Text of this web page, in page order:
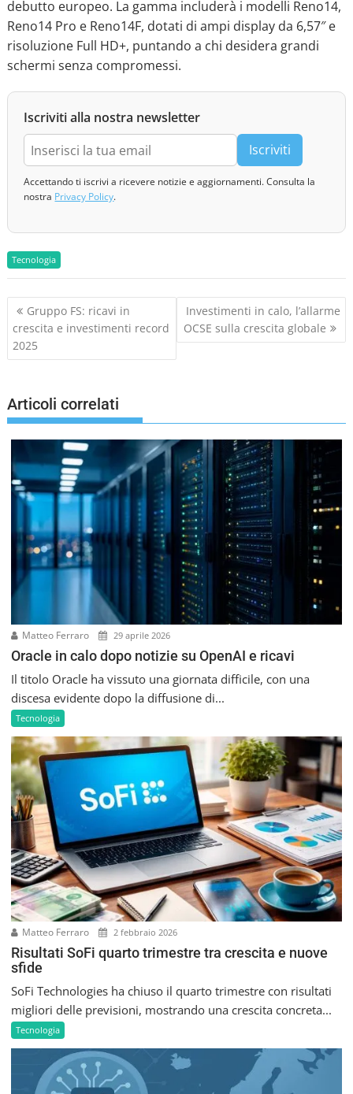
debutto europeo. La gamma includerà i modelli Reno14,
Reno14 Pro e Reno14F, dotati di ampi display da 6,57″ e
risoluzione Full HD+, puntando a chi desidera grandi
schermi senza compromessi.
Iscriviti alla nostra newsletter
Iscriviti
Accettando ti iscrivi a ricevere notizie e aggiornamenti. Consulta la
nostra Privacy Policy.
Tecnologia
N
a
v
i
a
z
n
e
a
t
o
l
i
Gruppo FS: ricavi in
crescita e investimenti record
2025
Investimenti in calo, l’allarme
OCSE sulla crescita globale
Articoli correlati
Matteo Ferraro 29 aprile 2026
Oracle in calo dopo notizie su OpenAI e ricavi
Il titolo Oracle ha vissuto una giornata difficile, con una
discesa evidente dopo la diffusione di...
Tecnologia
Matteo Ferraro 2 febbraio 2026
Risultati SoFi quarto trimestre tra crescita e nuove
sfide
SoFi Technologies ha chiuso il quarto trimestre con risultati
migliori delle previsioni, mostrando una crescita concreta...
Tecnologia